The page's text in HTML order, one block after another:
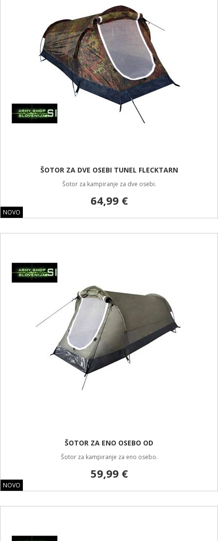
NOVO
ŠOTOR ZA DVE OSEBI TUNEL FLECKTARN
Šotor za kampiranje za dve osebi.
64,99 €
NOVO
ŠOTOR ZA ENO OSEBO OD
Šotor za kampiranje za eno osebo.
59,99 €